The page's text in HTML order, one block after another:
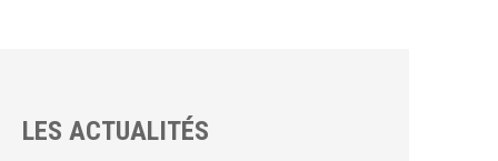
LES ACTUALITÉS